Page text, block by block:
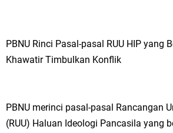
PBNU Rinci Pasal-pasal RUU HIP yang
Khawatir Timbulkan Konflik
PBNU merinci pasal-pasal Rancangan
(RUU) Haluan Ideologi Pancasila yang